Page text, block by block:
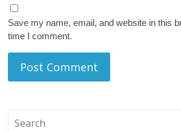
Save my name, email, and website in this
time I comment.